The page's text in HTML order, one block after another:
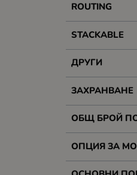
ROUTING
STACKABLE
ДРУГИ
ЗАХРАНВАНЕ
ОБЩ БРОЙ
ОПЦИЯ ЗА